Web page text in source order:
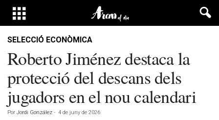
SELECCIÓ ECONÒMICA
Roberto Jiménez destaca la
protecció del descans dels
jugadors en el nou calendari
Por Jordi González - 4 de juny de 2026